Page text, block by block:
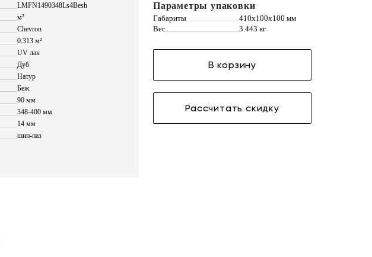
LMFN1490348Ls4Besh
м²
Chevron
0.313 м²
UV лак
Дуб
Натур
Беж
90 мм
348-400 мм
14 мм
шип-паз
Параметры упаковки
Габариты
410х100х100 мм
Вес
3.443 кг
В корзину
Рассчитать скидку